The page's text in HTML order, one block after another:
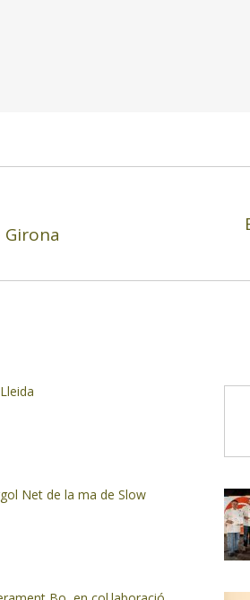
Net de la ma de Slow